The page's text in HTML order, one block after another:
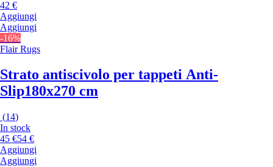
42 €
Aggiungi
Aggiungi
-16%
Flair Rugs
Strato antiscivolo per tappeti Anti-
Slip180x270 cm
(14)
In stock
45 €54 €
Aggiungi
Aggiungi